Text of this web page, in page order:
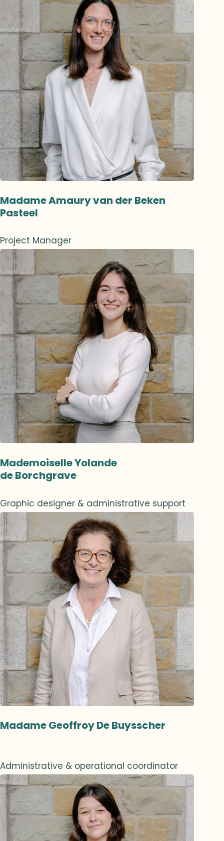
Madame Amaury van der Beken
Pasteel
Project Manager
Mademoiselle Yolande
de Borchgrave
Graphic designer & administrative support
Madame Geoffroy De Buysscher
Administrative & operational coordinator